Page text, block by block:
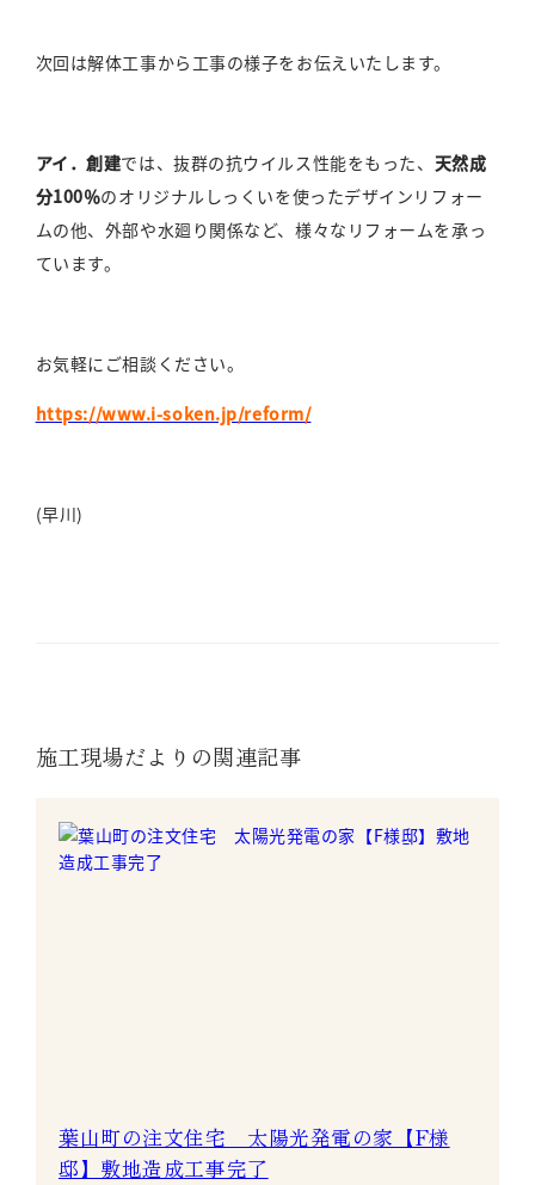
次回は解体工事から工事の様子をお伝えいたします。
アイ．創建では、抜群の抗ウイルス性能をもった、 天然成
分100％のオリジナルしっくいを使ったデザインリフォー
ムの他、外部や水廻り関係など、様々なリフォームを承っ
ています。
お気軽にご相談ください。
https://www.i-soken.jp/reform/
(早川)
施工現場だよりの関連記事
葉山町の注文住宅 太陽光発電の家【F様
邸】敷地造成工事完了